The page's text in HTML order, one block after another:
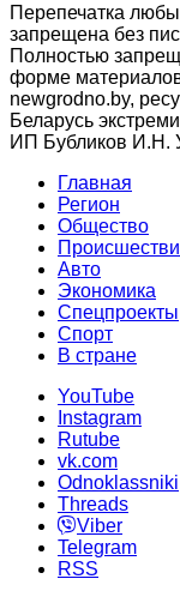
Перепечатка
запрещена без
Полностью
форме
newgrodno.by,
Беларусь
ИП Бубликов И.Н.
Главная
Регион
Общество
Авто
Экономика
Спецпроекты
Cпорт
В стране
YouTube
Instagram
Rutube
vk.com
Odnoklassniki
Threads
Viber
Telegram
RSS